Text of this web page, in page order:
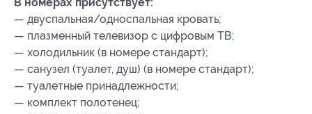
В номерах присутствует:
— двуспальная/односпальная кровать;
— плазменный телевизор с цифровым ТВ;
— холодильник (в номере стандарт);
— санузел (туалет, душ) (в номере стандарт);
— туалетные принадлежности;
— комплект полотенец;